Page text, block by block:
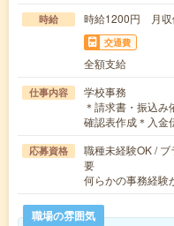
時給 時給1200円 月収
交通費
全額支給
仕事内容
学校事務
＊請求書・振込
確認表作成＊入
応募資格
職種未経験OK /
要
何らかの事務経験
職場の雰囲気